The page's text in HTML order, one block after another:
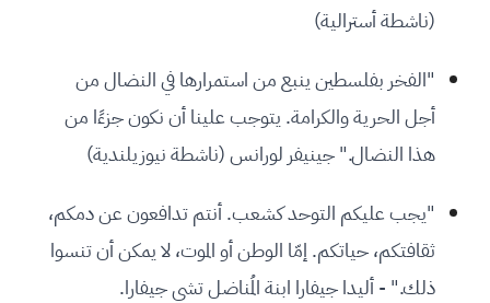
(ناشطة أسترالية)
"الفخر بفلسطين ينبع من استمرارها في النضال من
أجل الحرية والكرامة. يتوجب علينا أن نكون جزءًا من
هذا النضال." جينيفر لورانس (ناشطة نيوزيلندية)
"يجب عليكم التوحد كشعب. أنتم تدافعون عن دمكم،
ثقافتكم، حياتكم. إمّا الوطن أو الموت، لا يمكن أن تنسوا
ذلك." - أليدا جيفارا ابنة المُناضل تشي جيفارا.